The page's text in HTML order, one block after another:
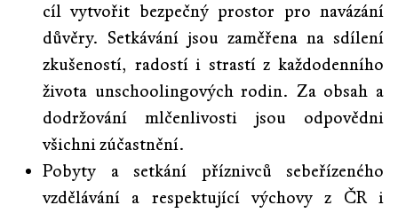
cíl vytvořit bezpečný prostor pro navázání
důvěry. Setkávání jsou zaměřena na sdílení
zkušeností, radostí i strastí z každodenního
života unschoolingových rodin. Za obsah a
dodržování mlčenlivosti jsou odpovědni
všichni zúčastnění.
Pobyty a setkání příznivců sebeřízeného
vzdělávání a respektující výchovy z ČR i